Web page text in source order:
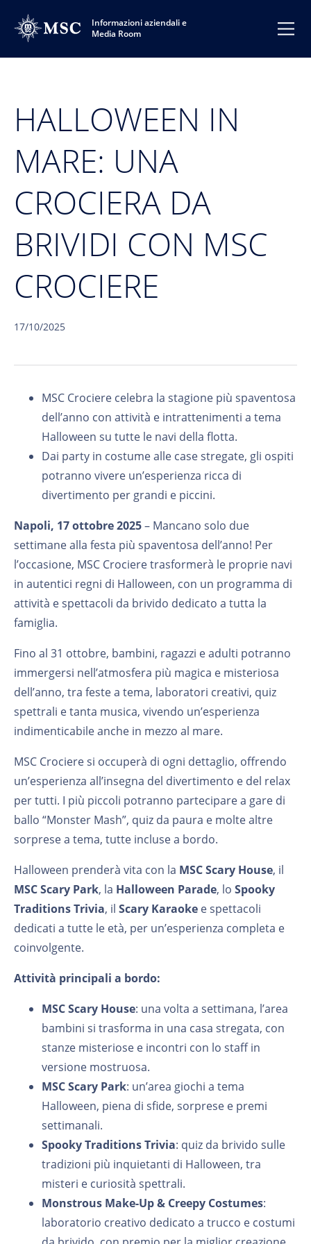
Informazioni aziendali e
Media Room
HALLOWEEN IN
MARE: UNA
CROCIERA DA
BRIVIDI CON MSC
CROCIERE
17/10/2025
MSC Crociere celebra la stagione più spaventosa
dell’anno con attività e intrattenimenti a tema
Halloween su tutte le navi della flotta.
Dai party in costume alle case stregate, gli ospiti
potranno vivere un’esperienza ricca di
divertimento per grandi e piccini.
Napoli, 17 ottobre 2025– Mancano solo due
settimane alla festa più spaventosa dell’anno! Per
l’occasione, MSC Crociere trasformerà le proprie navi
in autentici regni di Halloween, con un programma di
attività e spettacoli da brivido dedicato a tutta la
famiglia.
Fino al 31 ottobre, bambini, ragazzi e adulti potranno
immergersi nell’atmosfera più magica e misteriosa
dell’anno, tra feste a tema, laboratori creativi, quiz
spettrali e tanta musica, vivendo un’esperienza
indimenticabile anche in mezzo al mare.
MSC Crociere si occuperà di ogni dettaglio, offrendo
un’esperienza all’insegna del divertimento e del relax
per tutti. I più piccoli potranno partecipare a gare di
ballo “Monster Mash”, quiz da paura e molte altre
sorprese a tema, tutte incluse a bordo.
Halloween prenderà vita con la MSC Scary House, il
MSC Scary Park, la Halloween Parade, lo Spooky
Traditions Trivia, il Scary Karaoke e spettacoli
dedicati a tutte le età, per un’esperienza completa e
coinvolgente.
Attività principali a bordo:
MSC Scary House: una volta a settimana, l’area
bambini si trasforma in una casa stregata, con
stanze misteriose e incontri con lo staff in
versione mostruosa.
MSC Scary Park: un’area giochi a tema
Halloween, piena di sfide, sorprese e premi
settimanali.
Spooky Traditions Trivia: quiz da brivido sulle
tradizioni più inquietanti di Halloween, tra
misteri e curiosità spettrali.
Monstrous Make-Up & Creepy Costumes:
laboratorio creativo dedicato a trucco e costumi